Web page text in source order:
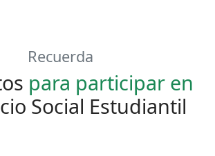
Recuerda
para participar en
Social Estudiantil